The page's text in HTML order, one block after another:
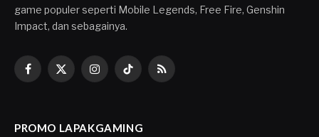
game populer seperti Mobile Legends, Free Fire, Genshin
Impact, dan sebagainya.
Facebook
X
InstagramTikTokRSS
PROMO LAPAKGAMING